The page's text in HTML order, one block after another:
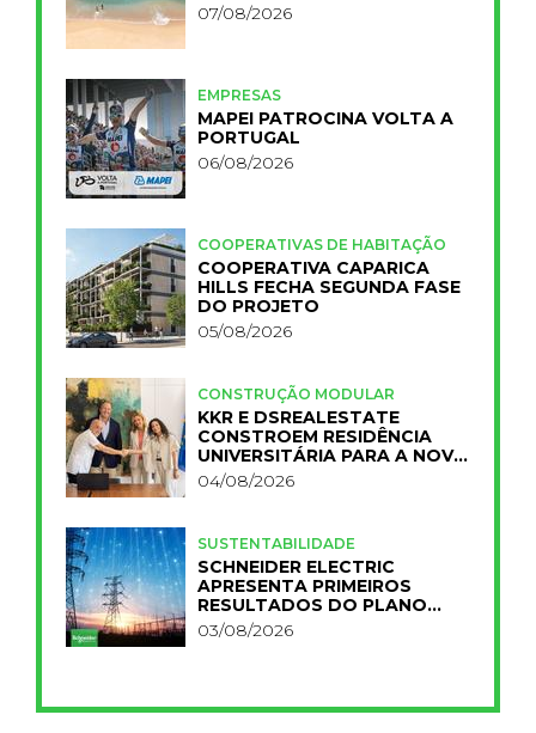
07/08/2026
EMPRESAS
MAPEI PATROCINA VOLTA A
PORTUGAL
06/08/2026
COOPERATIVAS DE HABITAÇÃO
COOPERATIVA CAPARICA
HILLS FECHA SEGUNDA FASE
DO PROJETO
05/08/2026
CONSTRUÇÃO MODULAR
KKR E DSREALESTATE
CONSTROEM RESIDÊNCIA
UNIVERSITÁRIA PARA A NOVA
FCT
04/08/2026
SUSTENTABILIDADE
SCHNEIDER ELECTRIC
APRESENTA PRIMEIROS
RESULTADOS DO PLANO
IMPACT 2030
03/08/2026